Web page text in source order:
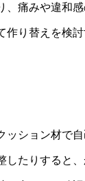
痛みや違和
作り替えを検討
ッション材で
たりすると、